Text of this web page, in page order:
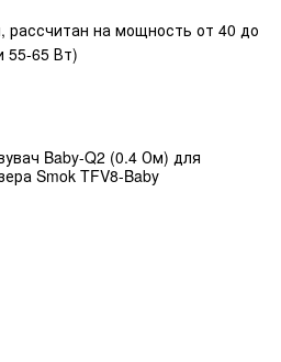
рассчитан на мощность от 40 до
55-65 Вт)
Baby-Q2 (0.4 Ом) для
Smok TFV8-Baby